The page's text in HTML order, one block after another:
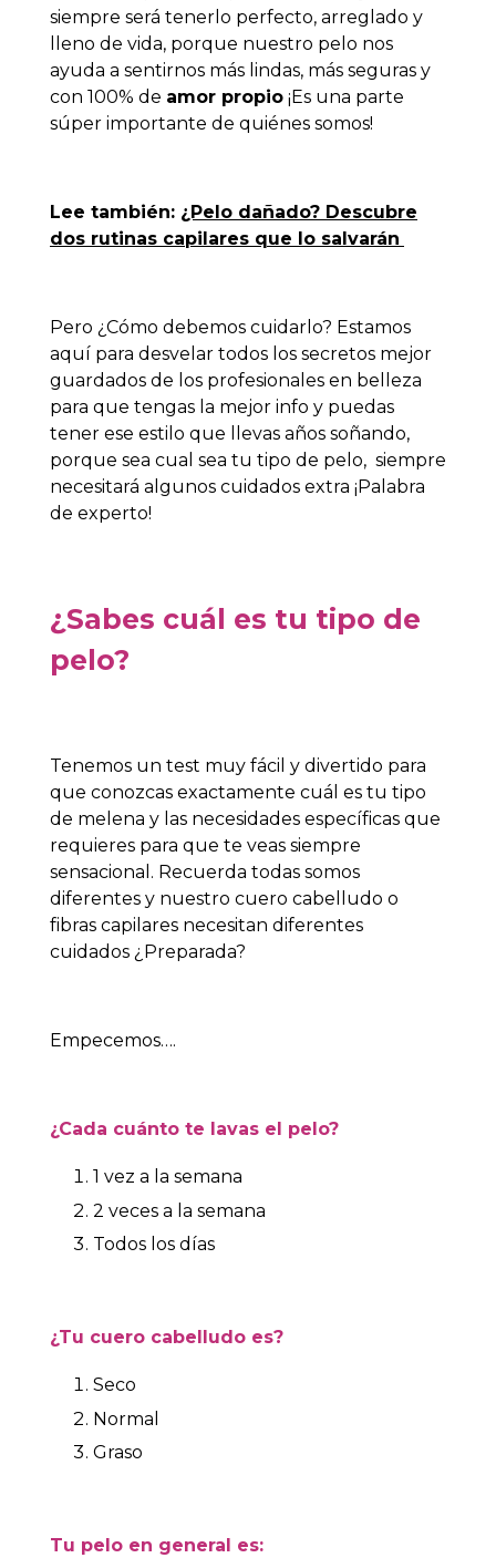
siempre será tenerlo perfecto, arreglado y
lleno de vida, porque nuestro pelo nos
ayuda a sentirnos más lindas, más seguras y
con 100% de amor propio ¡Es una parte
súper importante de quiénes somos!
Lee también: ¿Pelo dañado? Descubre
dos rutinas capilares que lo salvarán
Pero ¿Cómo debemos cuidarlo? Estamos
aquí para desvelar todos los secretos mejor
guardados de los profesionales en belleza
para que tengas la mejor info y puedas
tener ese estilo que llevas años soñando,
porque sea cual sea tu tipo de pelo, siempre
necesitará algunos cuidados extra ¡Palabra
de experto!
¿Sabes cuál es tu tipo de
pelo?
Tenemos un test muy fácil y divertido para
que conozcas exactamente cuál es tu tipo
de melena y las necesidades específicas que
requieres para que te veas siempre
sensacional. Recuerda todas somos
diferentes y nuestro cuero cabelludo o
fibras capilares necesitan diferentes
cuidados ¿Preparada?
Empecemos….
¿Cada cuánto te lavas el pelo?
1 vez a la semana
2 veces a la semana
Todos los días
¿Tu cuero cabelludo es?
Seco
Normal
Graso
Tu pelo en general es: